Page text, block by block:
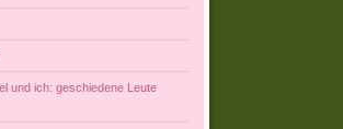
und ich: geschiedene Leute